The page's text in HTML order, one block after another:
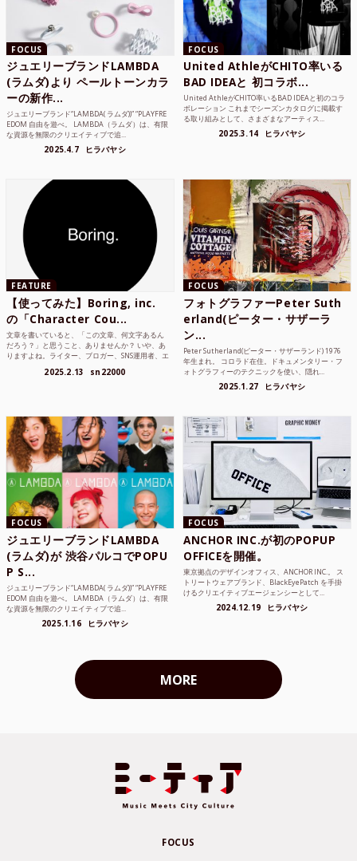
FOCUS
ジュエリーブランドLAMBDA
(ラムダ)より ペールトーンカラ
ーの新作...
ジュエリーブランド“LAMBDA( ラムダ))” “PLAYFRE
EDOM 自由を遊べ。 LAMBDA（ラムダ）は、有限
な資源を無限のクリエイティブで追...
2025.4.7 ヒラバヤシ
FOCUS
United AthleがCHITO率いる
BAD IDEAと 初コラボ...
United AthleがCHITO率いるBAD IDEAと初のコラ
ボレーション これまでシーズンカタログに掲載す
る取り組みとして、さまざまなアーティス...
2025.3.14 ヒラバヤシ
FEATURE
【使ってみた】Boring, inc.
の「Character Cou...
文章を書いていると、「この文章、何文字あるん
だろう？」と思うこと、ありませんか？ いや、あ
りますよね。ライター、ブロガー、SNS運用者、エ
2025.2.13 sn22000
FOCUS
フォトグラファーPeter Suth
erland(ピーター・サザーラ
ン...
Peter Sutherland(ピーター・サザーランド) 1976
年生まれ。 コロラド在住。ドキュメンタリー・フ
ォトグラフィーのテクニックを使い、隠れ...
2025.1.27 ヒラバヤシ
FOCUS
ジュエリーブランドLAMBDA
(ラムダ)が 渋谷パルコでPOPU
P S...
ジュエリーブランド“LAMBDA( ラムダ))” “PLAYFRE
EDOM 自由を遊べ。 LAMBDA（ラムダ）は、有限
な資源を無限のクリエイティブで追...
2025.1.16 ヒラバヤシ
FOCUS
ANCHOR INC.が初のPOPUP
OFFICEを開催。
東京拠点のデザインオフィス、ANCHOR INC.。 ス
トリートウェアブランド、BlackEyePatch を手掛
けるクリエイティブエージェンシーとして...
2024.12.19 ヒラバヤシ
MORE
FOCUS